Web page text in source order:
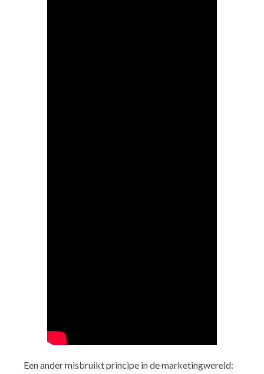
Een ander misbruikt principe in de marketingwereld: